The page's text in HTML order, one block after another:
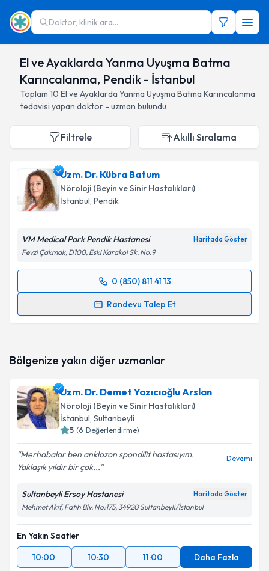
Doktor, klinik ara...
El ve Ayaklarda Yanma Uyuşma Batma
Karıncalanma, Pendik - İstanbul
Toplam 10 El ve Ayaklarda Yanma Uyuşma Batma Karıncalanma
tedavisi yapan doktor - uzman bulundu
Filtrele Akıllı Sıralama
Uzm. Dr. Kübra Batum
Nöroloji (Beyin ve Sinir Hastalıkları)
İstanbul, Pendik
VM Medical Park Pendik Hastanesi Haritada Göster
Fevzi Çakmak, D100, Eski Karakol Sk. No:9
0 (850) 811 41 13
Randevu Talep Et
Randevu Takvimi Talebi
oluşturun. Size bu uzmandan randevu almanız için bir
Kişisel verilerimin işlenmesine ilişkin
Metni'ni okudum ve kişisel verilerimin belirtilen
kapsamda işlenmesini kabul ediyorum.
Takvim Talebini Gönder
Bölgenize yakın diğer uzmanlar
Uzm. Dr. Demet Yazıcıoğlu Arslan
Nöroloji (Beyin ve Sinir Hastalıkları)
İstanbul, Sultanbeyli
5 (6 Değerlendirme)
Merhabalar ben anklozon spondilit hastasıyım.
Yaklaşık yıldır bir çok...
Devamı
Sultanbeyli Ersoy Hastanesi Haritada Göster
Mehmet Akif, Fatih Blv. No:175, 34920 Sultanbeyli/İstanbul
En Yakın Saatler
10:00
10:30 11:00 Daha Fazla